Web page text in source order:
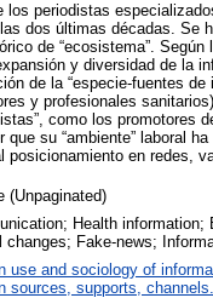
los periodistas
dos últimas décadas.
de “ecosistema”.
y diversidad de la
de la “especie-fuentes
y profesionales
como los
que su “ambiente” laboral
posicionamiento en redes,
(Unpaginated)
Health
changes; Fake-news;
use and sociology of
sources, supports, channels.